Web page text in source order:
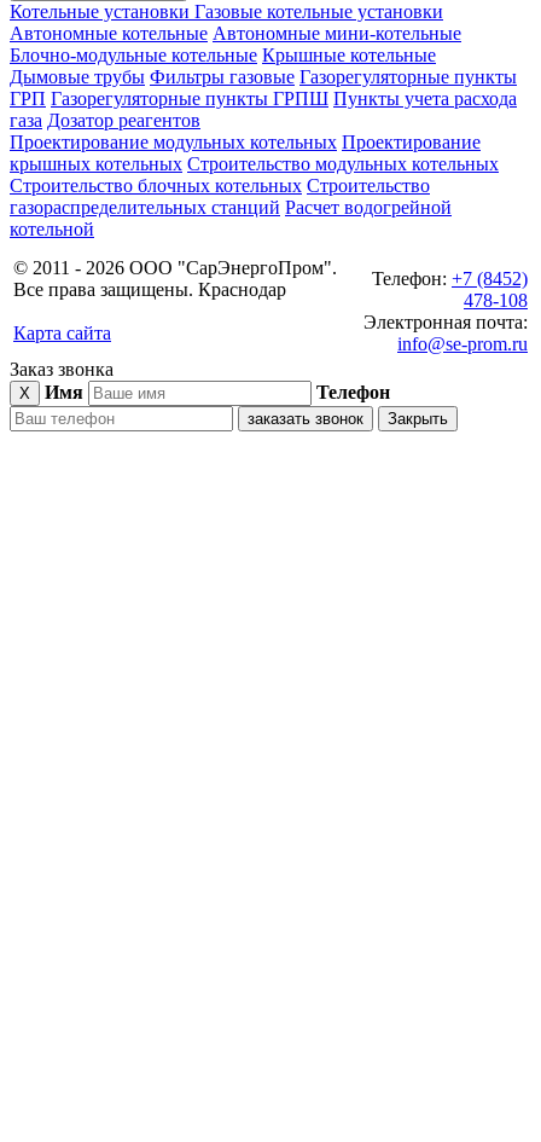
Котельные установки Газовые котельные установки
Автономные котельные Автономные мини-котельные
Блочно-модульные котельные Крышные котельные
Дымовые трубы Фильтры газовые Газорегуляторные пункты
ГРП Газорегуляторные пункты ГРПШ Пункты учета расхода
газа Дозатор реагентов
Проектирование модульных котельных Проектирование
крышных котельных Строительство модульных котельных
Строительство блочных котельных Строительство
газораспределительных станций Расчет водогрейной
котельной
© 2011 - 2026 ООО "СарЭнергоПром".
Все права защищены. Краснодар
Карта сайта
Телефон: +7 (8452)
478-108
Электронная почта:
info@se-prom.ru
Заказ звонка
X Имя Телефон
заказать звонок Закрыть